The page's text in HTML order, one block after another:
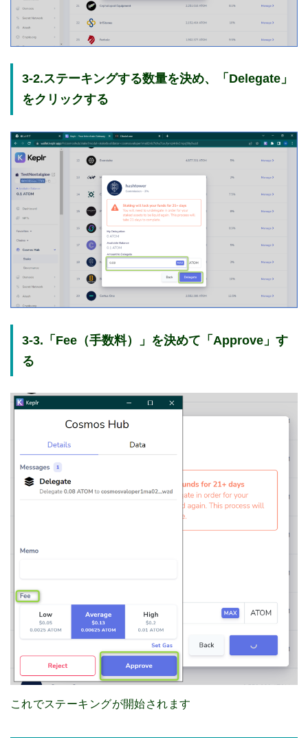
3-2.ステーキングする数量を決め、「Delegate」
をクリックする
3-3.「Fee（手数料）」を決めて「Approve」す
る
これでステーキングが開始されます